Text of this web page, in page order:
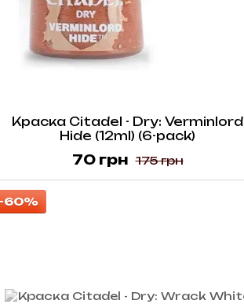
Краска Citadel - Dry: Verminlord
Hide (12ml) (6-pack)
175 грн
70 грн